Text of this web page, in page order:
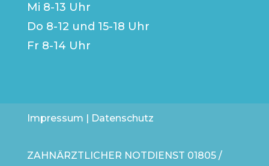
Mi 8-13 Uhr
Do 8-12 und 15-18 Uhr
Fr 8-14 Uhr
Impressum | Datenschutz
ZAHNÄRZTLICHER NOTDIENST 01805 /